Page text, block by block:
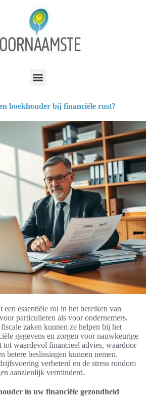
boekhouder bij financiële rust?
een essentiële rol in het bereiken van
particulieren als voor ondernemers.
zaken kunnen ze helpen bij het
gegevens en zorgen voor nauwkeurige
waardevol financieel advies, waardoor
betere beslissingen kunnen nemen.
verbeterd en de stress rondom
aanzienlijk verminderd.
in uw financiële gezondheid